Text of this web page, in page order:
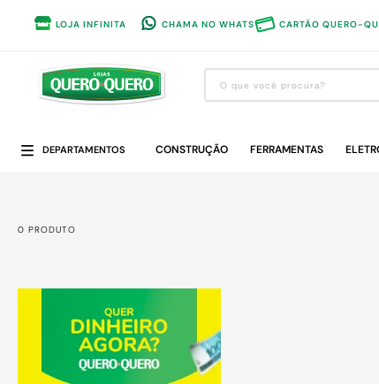
LOJA INFINITA CHAMA NO WHATS CARTÃO QUERO-
O que você procura?
DEPARTAMENTOS CONSTRUÇÃO FERRAMENTAS
0 PRODUTO
1º
guarda roupa
7º
8